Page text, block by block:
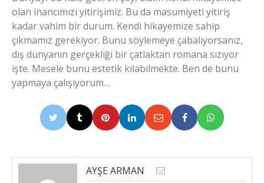
olan inancımızı yitirişimiz. Bu da masumiyeti yitiriş
kadar vahim bir durum. Kendi hikayemize sahip
çıkmamız gerekiyor. Bunu söylemeye çabalıyorsanız,
dış dünyanın gerçekliği bir çatlaktan romana sızıyor
işte. Mesele bunu estetik kılabilmekte. Ben de bunu
yapmaya çalışıyorum…
AYŞE ARMAN